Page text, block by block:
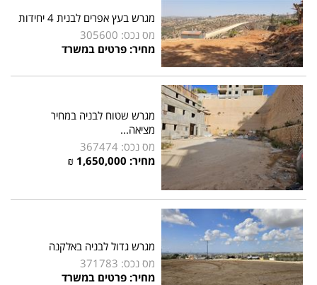
מגרש בעץ אפרים לבנית 4 יחידות
מס נכס: 305600
מחיר: פרטים במשרד
מגרש שטוח לבניה במחיר
מציאה...
מס נכס: 367474
מחיר: 1,650,000 ₪
מגרש גדול לבניה באלקנה
מס נכס: 371783
מחיר: פרטים במשרד